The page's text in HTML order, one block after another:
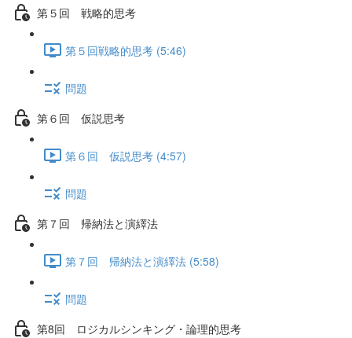
第５回 戦略的思考
第５回戦略的思考 (5:46)
問題
第６回 仮説思考
第６回 仮説思考 (4:57)
問題
第７回 帰納法と演繹法
第７回 帰納法と演繹法 (5:58)
問題
第8回 ロジカルシンキング・論理的思考